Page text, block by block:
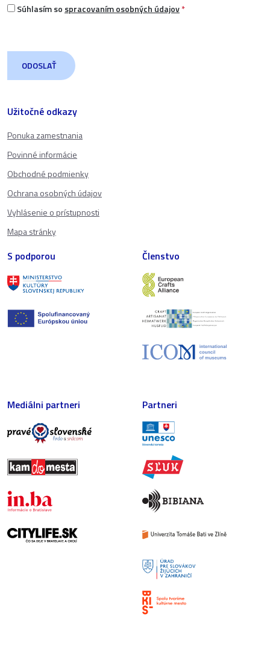
Užitočné odkazy
Ponuka zamestnania
Povinné informácie
Obchodné podmienky
Ochrana osobných údajov
Vyhlásenie o prístupnosti
Mapa stránky
Súhlasím so spracovaním osobných údajov*
S podporou Členstvo
Mediálni partneri Partneri